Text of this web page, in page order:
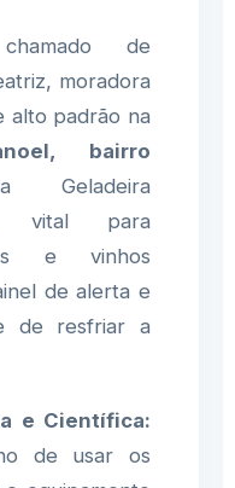
de
moradora
alto padrão na
bairro
Geladeira
vital para
e vinhos
de alerta e
de resfriar a
e Científica:
de usar os